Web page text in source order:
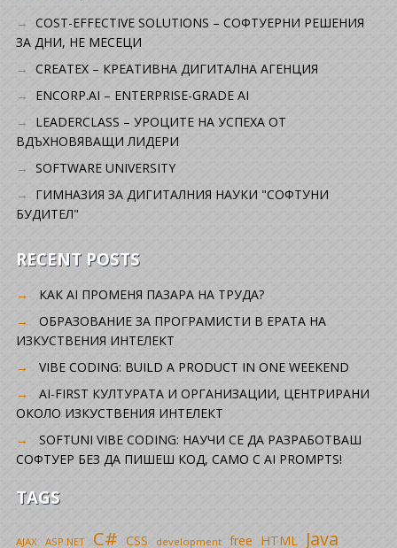
COST-EFFECTIVE SOLUTIONS – СОФТУЕРНИ РЕШЕНИЯ
ЗА ДНИ, НЕ МЕСЕЦИ
CREATEX – КРЕАТИВНА ДИГИТАЛНА АГЕНЦИЯ
ENCORP.AI – ENTERPRISE-GRADE AI
LEADERCLASS – УРОЦИТЕ НА УСПЕХА ОТ
ВДЪХНОВЯВАЩИ ЛИДЕРИ
SOFTWARE UNIVERSITY
ГИМНАЗИЯ ЗА ДИГИТАЛНИЯ НАУКИ "СОФТУНИ
БУДИТЕЛ"
RECENT POSTS
КАК AI ПРОМЕНЯ ПАЗАРА НА ТРУДА?
ОБРАЗОВАНИЕ ЗА ПРОГРАМИСТИ В ЕРАТА НА
ИЗКУСТВЕНИЯ ИНТЕЛЕКТ
VIBE CODING: BUILD A PRODUCT IN ONE WEEKEND
AI-FIRST КУЛТУРАТА И ОРГАНИЗАЦИИ, ЦЕНТРИРАНИ
ОКОЛО ИЗКУСТВЕНИЯ ИНТЕЛЕКТ
SOFTUNI VIBE CODING: НАУЧИ СЕ ДА РАЗРАБОТВАШ
СОФТУЕР БЕЗ ДА ПИШЕШ КОД, САМО С AI PROMPTS!
TAGS
AJAX ASP.NET C# CSS development free HTML Java